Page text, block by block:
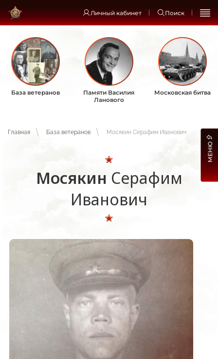
Личный кабинет Поиск
База ветеранов
Памяти Василия
Ланового
Московская битва
Главная База ветеранов Мосякин Серафим Иванович
Мосякин Серафим
Иванович
МЕНЮ